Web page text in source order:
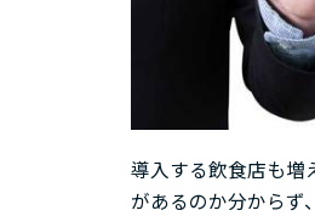
導入する飲食店も増
があるのか分からず